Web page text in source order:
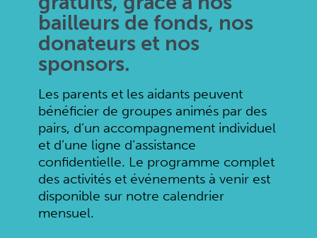
Les parents et les aidants peuvent
bénéficier de groupes animés par des
pairs, d’un accompagnement individuel
et d’une ligne d’assistance
confidentielle. Le programme complet
des activités et événements à venir est
disponible sur notre calendrier
mensuel.